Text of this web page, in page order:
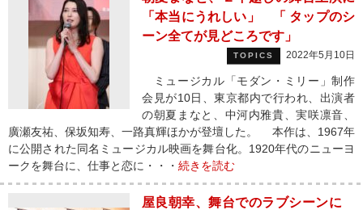
「本当にうれしい」 「 タップのシ
ーン全てが見どころです」
TOPICS 2022年5月10日
ミュージカル「モダン・ミリー」制作
会見が10日、東京都内で行われ、出演者
の朝夏まなと、中河内雅貴、実咲凛音、
廣瀬友祐、保坂知寿、一路真輝ほかが登壇した。 本作は、1967年
に公開された同名ミュージカル映画を舞台化。1920年代のニューヨ
ークを舞台に、仕事と恋に・・・ 続きを読む
屋良朝幸、舞台でのラブシーンに